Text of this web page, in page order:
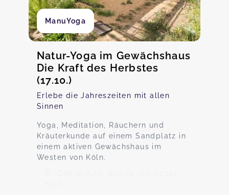
ManuYoga
Natur-Yoga im Gewächshaus
Die Kraft des Herbstes
(17.10.)
Erlebe die Jahreszeiten mit allen
Sinnen
Yoga, Meditation, Räuchern und
Kräuterkunde auf einem Sandplatz in
einem aktiven Gewächshaus im
Westen von Köln.
Decksteiner Straße 167, 50354
Hürth